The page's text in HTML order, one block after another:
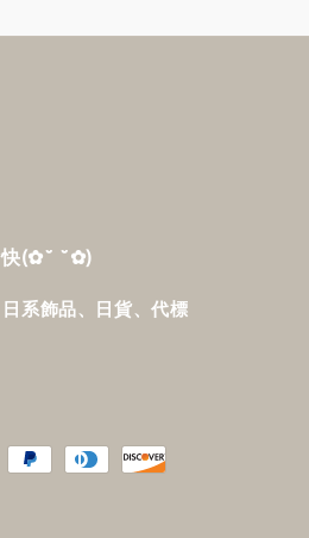
快‎(✿˘ ˘✿)
系飾品、日貨、代標